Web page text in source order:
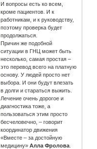
И вопросы есть ко всем,
кроме пациентов. И к
работникам, и к руководству,
поэтому проверка будет
продолжаться.
Причин же подобной
ситуации в ГНЦ может быть
несколько, самая простая –
это перевод всего на платную
основу. У людей просто нет
выбора. И они будут влезать
в долги и стараться выжить.
Лечение очень дорогое и
диагностика тоже, а
пользоваться этим просто
бесчеловечно, – говорит
координатор движения
«Вместе – за достойную
медицину»Алла Фролова